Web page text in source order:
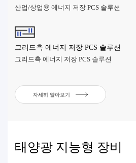
산업/상업용 에너지 저장 PCS 솔루션
그리드측 에너지 저장 PCS 솔루션
그리드측 에너지 저장 PCS 솔루션
자세히 알아보기
태양광 지능형 장비